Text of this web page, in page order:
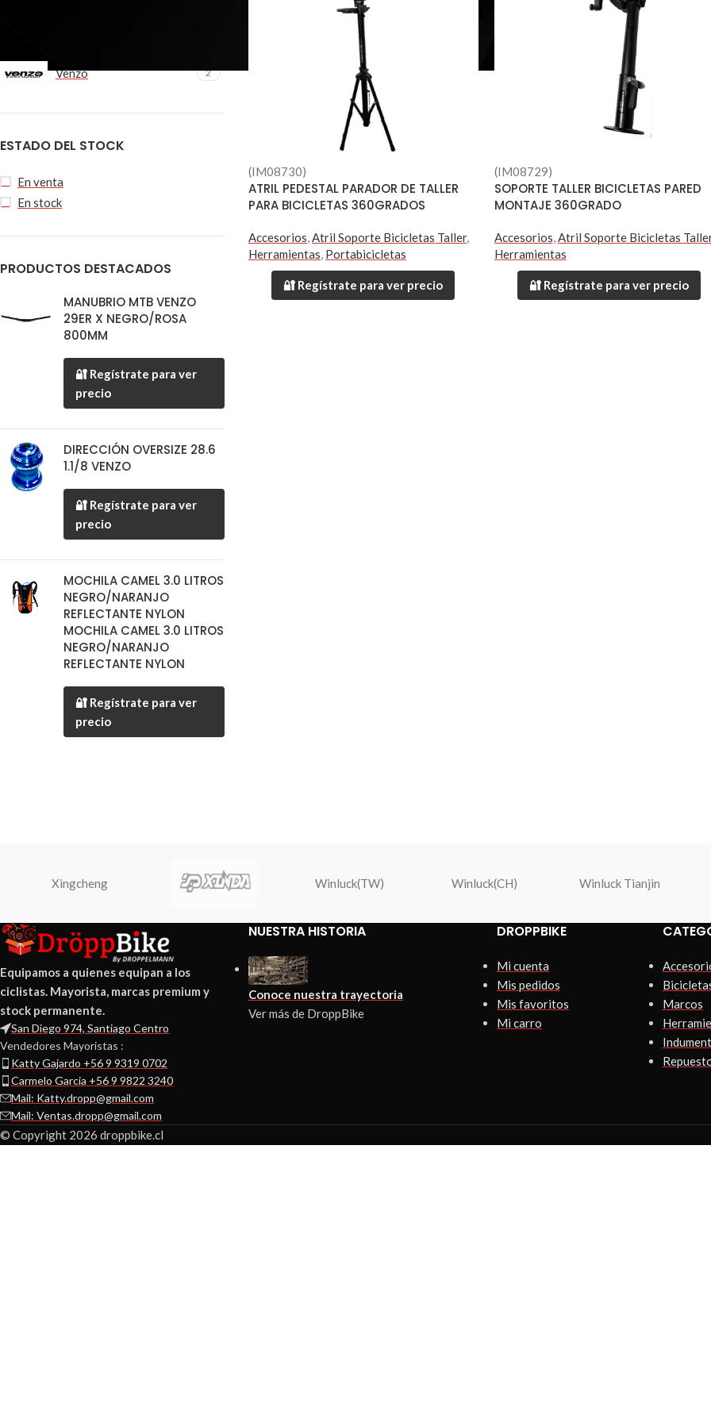
Venzo 2
ESTADO DEL STOCK
En venta
En stock
PRODUCTOS DESTACADOS
MANUBRIO MTB VENZO
29ER X NEGRO/ROSA
800MM
🔐 Regístrate para ver
precio
DIRECCIÓN OVERSIZE 28.6
1.1/8 VENZO
🔐 Regístrate para ver
precio
MOCHILA CAMEL 3.0 LITROS
NEGRO/NARANJO
REFLECTANTE NYLON
MOCHILA CAMEL 3.0 LITROS
NEGRO/NARANJO
REFLECTANTE NYLON
🔐 Regístrate para ver
precio
(IM08730)
ATRIL PEDESTAL PARADOR DE TALLER
PARA BICICLETAS 360GRADOS
Accesorios,Atril Soporte Bicicletas Taller,
Herramientas, Portabicicletas
🔐 Regístrate para ver precio
(IM08729)
SOPORTE TALLER BICICLETAS PARED
MONTAJE 360GRADO
Accesorios,Atril Soporte Bicicletas
Herramientas
🔐 Regístrate para ver precio
Xingcheng Winluck(TW) Winluck(CH) Winluck Tianjin
Equipamos a quienes equipan a los
ciclistas. Mayorista, marcas premium y
stock permanente.
San Diego 974, Santiago Centro
Vendedores Mayoristas :
Katty Gajardo +56 9 9319 0702
Carmelo Garcia +56 9 9822 3240
Mail: Katty.dropp@gmail.com
Mail: Ventas.dropp@gmail.com
NUESTRA HISTORIA
Conoce nuestra trayectoria
Ver más de DroppBike
DROPPBIKE
Mi cuenta
Mis pedidos
Mis favoritos
Mi carro
Marcos
© Copyright 2026 droppbike.cl